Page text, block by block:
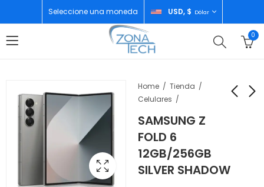
Seleccione una moneda USD, $ Dólar
0
Home
Tienda
Celulares
SAMSUNG Z
FOLD 6
12GB/256GB
SILVER SHADOW
GOURTMET 27CM
41427
$ 43,00
AWHMG20S01
$80,00